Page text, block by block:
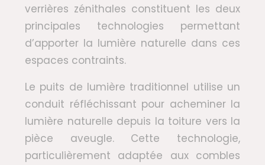
verrières zénithales constituent les deux
principales technologies permettant
d’apporter la lumière naturelle dans ces
espaces contraints.
Le puits de lumière traditionnel utilise un
conduit réfléchissant pour acheminer la
lumière naturelle depuis la toiture vers la
pièce aveugle. Cette technologie,
particulièrement adaptée aux combles